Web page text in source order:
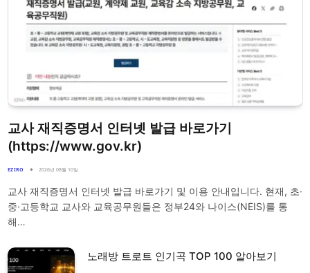
교사 재직증명서 인터넷 발급 바로가기
(https://www.gov.kr)
EZIRO 2026년 08월 10일
교사 재직증명서 인터넷 발급 바로가기 및 이용 안내입니다. 현재, 초·
중·고등학교 교사와 교육공무원들은 정부24와 나이스(NEIS)를 통
해…
노래방 트로트 인기곡 TOP 100 알아보기